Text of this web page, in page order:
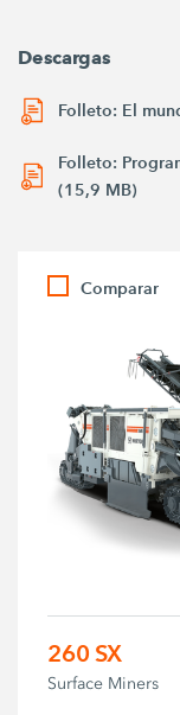
Descargas
Folleto: El
Folleto:
(15,9 MB)
Comparar
260 SX
Surface Miners